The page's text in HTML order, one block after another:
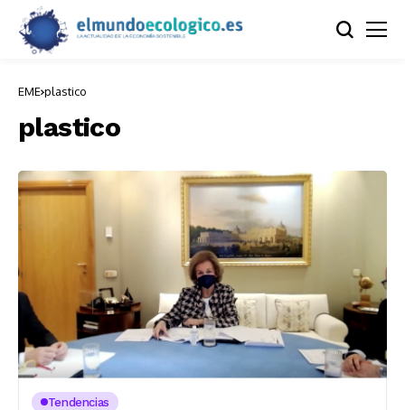
EME plastico
plastico
Tendencias